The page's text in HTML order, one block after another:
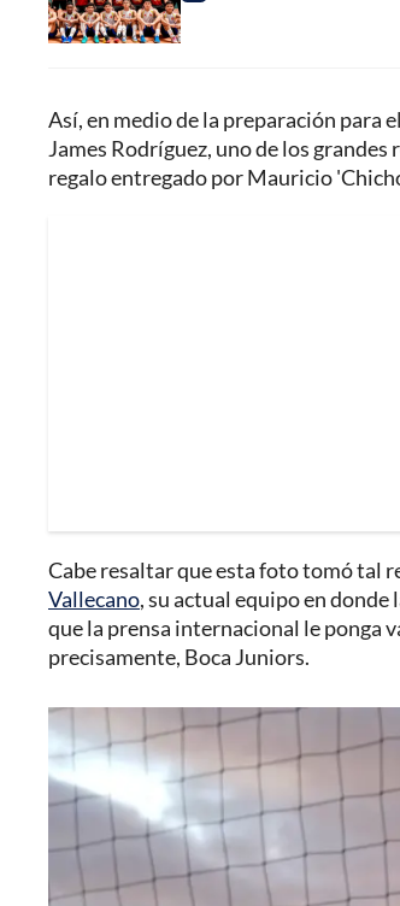
Así, en medio de la preparación para
James Rodríguez, uno de los grandes
regalo entregado por Mauricio
Cabe resaltar que esta foto tomó tal
Vallecano, su actual equipo en donde
que la prensa internacional le ponga
precisamente, Boca Juniors.